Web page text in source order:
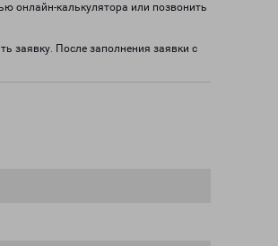
онлайн-калькулятора или позвонить
заявку. После заполнения заявки с